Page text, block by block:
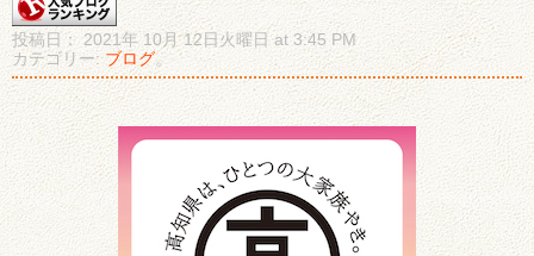
投稿日： 2021年 10月 12日火曜日 at 3:45 PM
カテゴリー:ブログ。